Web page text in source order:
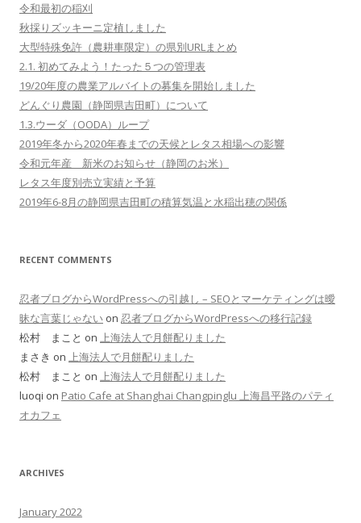
令和最初の稲刈
秋採りズッキーニ定植しました
大型特殊免許（農耕車限定）の県別URLまとめ
2.1. 初めてみよう！たった５つの管理表
19/20年度の農業アルバイトの募集を開始しました
どんぐり農園（静岡県吉田町）について
1.3.ウーダ（OODA）ループ
2019年冬から2020年春までの天候とレタス相場への影響
令和元年産 新米のお知らせ（静岡のお米）
レタス年度別売立実績と予算
2019年6-8月の静岡県吉田町の積算気温と水稲出穂の関係
RECENT COMMENTS
忍者ブログからWordPressへの引越し – SEOとマーケティングは曖
昧な言葉じゃない on 忍者ブログからWordPressへの移行記録
松村 まこと on 上海法人で月餅配りました
まさき on 上海法人で月餅配りました
松村 まこと on 上海法人で月餅配りました
luoqi on Patio Cafe at Shanghai Changpinglu 上海昌平路のパティ
オカフェ
ARCHIVES
January 2022